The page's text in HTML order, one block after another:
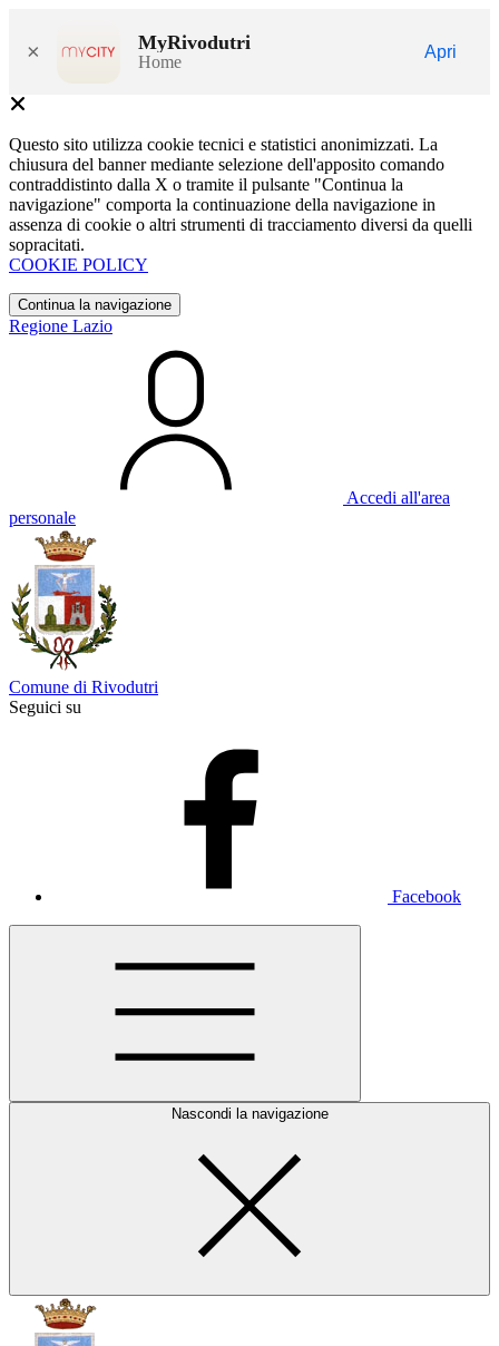
× MyRivodutri
Home
Apri
Questo sito utilizza cookie tecnici e statistici anonimizzati. La
chiusura del banner mediante selezione dell'apposito comando
contraddistinto dalla X o tramite il pulsante "Continua la
navigazione" comporta la continuazione della navigazione in
assenza di cookie o altri strumenti di tracciamento diversi da quelli
sopracitati.
COOKIE POLICY
Continua la navigazione
Regione Lazio
Accedi all'area
personale
Comune di Rivodutri
Seguici su
Facebook
Nascondi la navigazione